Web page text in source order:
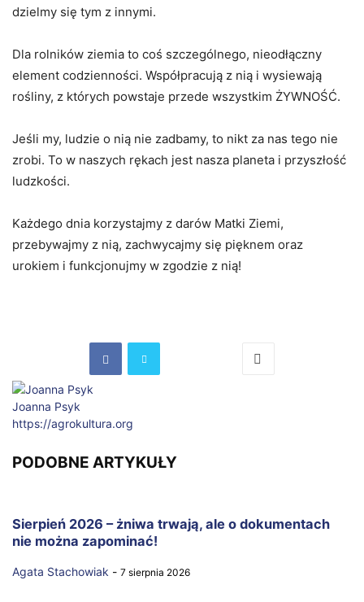
dzielmy się tym z innymi.
Dla rolników ziemia to coś szczególnego, nieodłączny
element codzienności. Współpracują z nią i wysiewają
rośliny, z których powstaje przede wszystkim ŻYWNOŚĆ.
Jeśli my, ludzie o nią nie zadbamy, to nikt za nas tego nie
zrobi. To w naszych rękach jest nasza planeta i przyszłość
ludzkości.
Każdego dnia korzystajmy z darów Matki Ziemi,
przebywajmy z nią, zachwycajmy się pięknem oraz
urokiem i funkcjonujmy w zgodzie z nią!
Joanna Psyk
https://agrokultura.org
PODOBNE ARTYKUŁY
Sierpień 2026 – żniwa trwają, ale o dokumentach
nie można zapominać!
Agata Stachowiak - 7 sierpnia 2026